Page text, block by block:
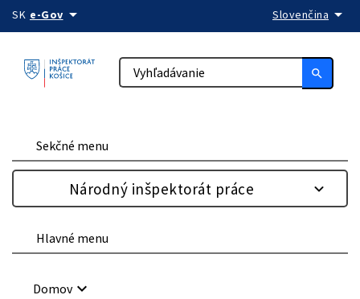
Preskočiť na obsah
SK e-Govarrow_drop_down Slovenčina arrow_drop_down
search
Sekčné menu
Národný inšpektorát práce
Hlavné menu
Domovkeyboard_arrow_down